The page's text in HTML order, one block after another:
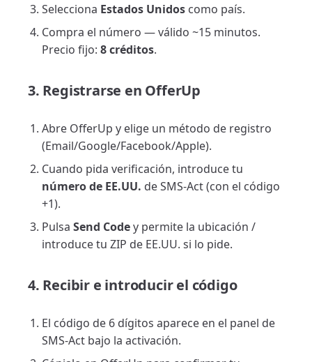
Selecciona Estados Unidos como país.
Compra el número — válido ~15 minutos.
Precio fijo: 8 créditos.
3. Registrarse en OfferUp
Abre OfferUp y elige un método de registro
(Email/Google/Facebook/Apple).
Cuando pida verificación, introduce tu
número de EE.UU. de SMS-Act (con el código
+1).
Pulsa Send Codey permite la ubicación /
introduce tu ZIP de EE.UU. si lo pide.
4. Recibir e introducir el código
El código de 6 dígitos aparece en el panel de
SMS-Act bajo la activación.